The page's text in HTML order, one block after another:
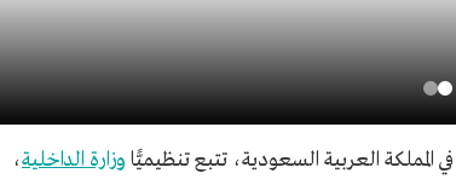
المملكة العربية السعودية، تتبع تنظيميًّا وزارة الداخلية،